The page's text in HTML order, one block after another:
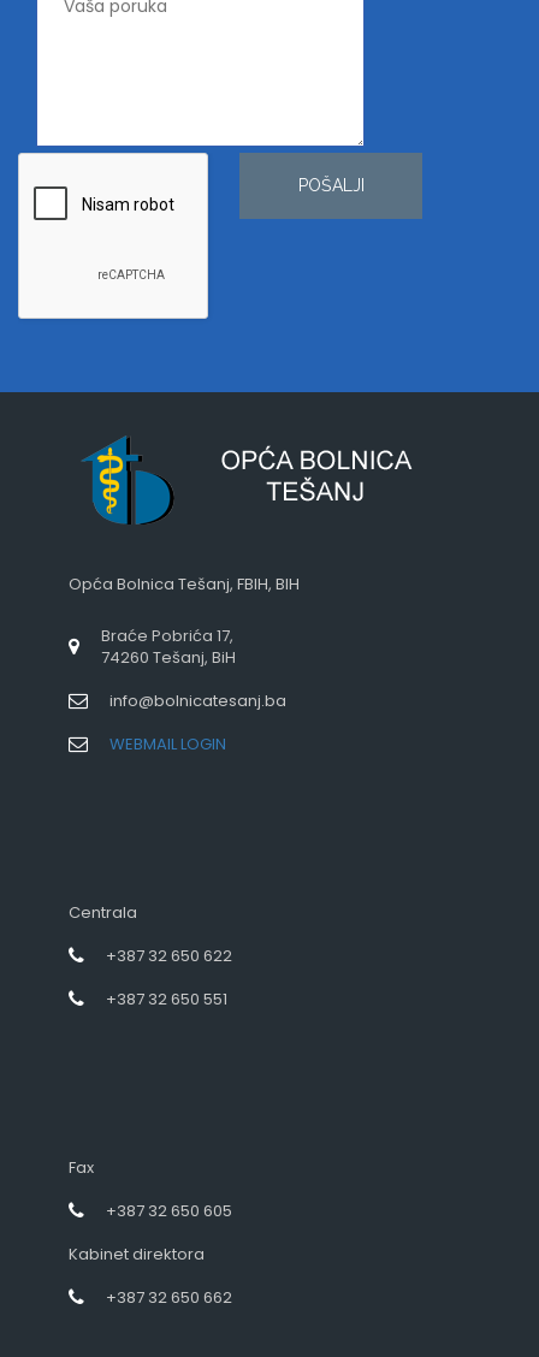
POŠALJI
Opća Bolnica Tešanj, FBIH, BIH
Braće Pobrića 17,
74260 Tešanj, BiH
info@bolnicatesanj.ba
WEBMAIL LOGIN
Centrala
+387 32 650 622
+387 32 650 551
Fax
+387 32 650 605
Kabinet direktora
+387 32 650 662